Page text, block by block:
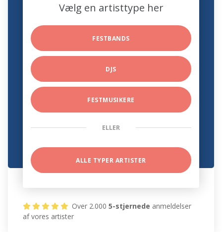
Vælg en artisttype her
FESTBANDS
DJS
FESTMUSIKERE
ELLER
ALLE TYPER ARTISTER
Over 2.0005-stjernede anmeldelser
af vores artister